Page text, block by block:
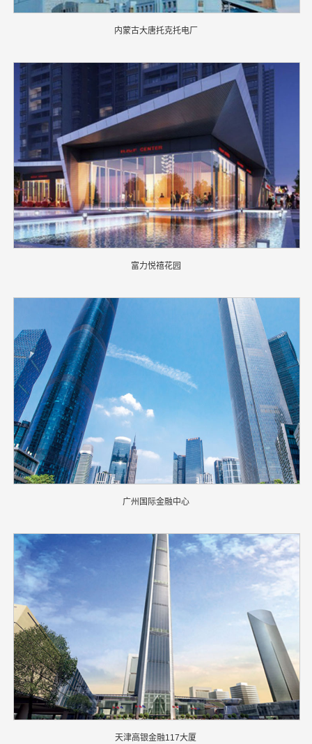
内蒙古大唐托克托电厂
富力悦禧花园
广州国际金融中心
天津高银金融117大厦